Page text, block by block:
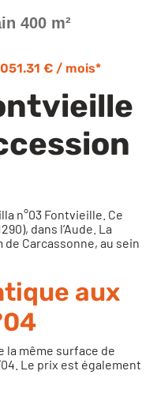
400 m²
€ / mois*
n°03 Fontvieille. Ce
dans l’Aude. La
Carcassonne, au sein
aux
la même surface de
Le prix est également